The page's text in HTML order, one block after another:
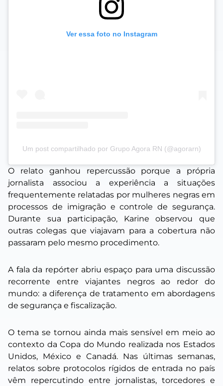
Ver essa foto no Instagram
Um post compartilhado por Grupo Agora RN (@agorarn)
O relato ganhou repercussão porque a própria
jornalista associou a experiência a situações
frequentemente relatadas por mulheres negras em
processos de imigração e controle de segurança.
Durante sua participação, Karine observou que
outras colegas que viajavam para a cobertura não
passaram pelo mesmo procedimento.
A fala da repórter abriu espaço para uma discussão
recorrente entre viajantes negros ao redor do
mundo: a diferença de tratamento em abordagens
de segurança e fiscalização.
O tema se tornou ainda mais sensível em meio ao
contexto da Copa do Mundo realizada nos Estados
Unidos, México e Canadá. Nas últimas semanas,
relatos sobre protocolos rígidos de entrada no país
vêm repercutindo entre jornalistas, torcedores e